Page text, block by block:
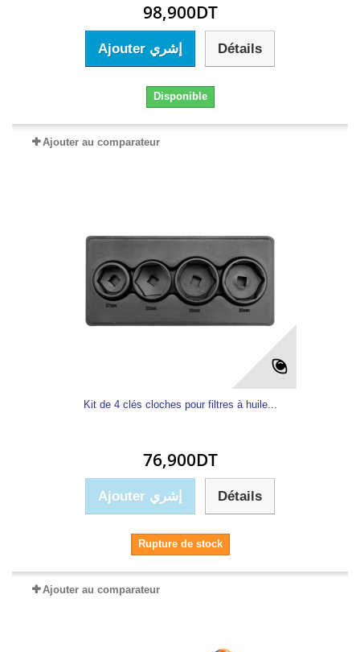
98,900DT
Ajouter إشري Détails
Disponible
Ajouter au comparateur
Kit de 4 clés cloches pour filtres à huile...
76,900DT
Ajouter إشري Détails
Rupture de stock
Ajouter au comparateur